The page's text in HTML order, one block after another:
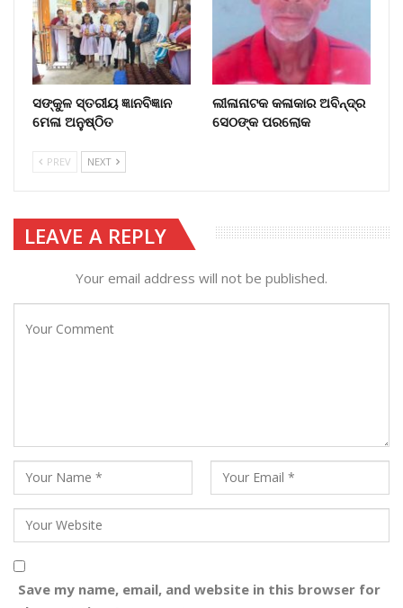
ସଙ୍କୁଳ ସ୍ତରୀୟ ଜ୍ଞାନବିଜ୍ଞାନ
ମେଳା ଅନୁଷ୍ଠିତ
ଲୀଳାନାଟକ କଳାକାର ଅବିନ୍ଦ୍ର
ସେଠଙ୍କ ପରଲୋକ
PREV NEXT
LEAVE A REPLY
Your email address will not be published.
Save my name, email, and website in this browser for